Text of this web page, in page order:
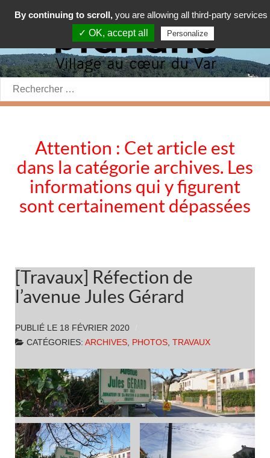
Rechercher:
Attention : Cet article est
dans la catégorie archives. Les
informations qui y figurent
sont certainement dépassées
[Travaux] Réfection de
l’avenue Jules Gérard
PUBLIÉ LE 18 FÉVRIER 2020
CATÉGORIES: ARCHIVES, PHOTOS, TRAVAUX
By continuing to scroll, you are allowing all third-party services
✓ OK, accept all
Personalize